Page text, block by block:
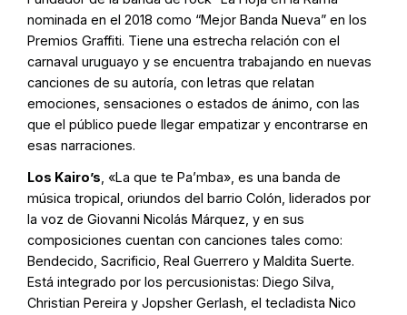
nominada en el 2018 como “Mejor Banda Nueva” en los
Premios Graffiti. Tiene una estrecha relación con el
carnaval uruguayo y se encuentra trabajando en nuevas
canciones de su autoría, con letras que relatan
emociones, sensaciones o estados de ánimo, con las
que el público puede llegar empatizar y encontrarse en
esas narraciones.
Los Kairo’s , «La que te Pa’mba», es una banda de
música tropical, oriundos del barrio Colón, liderados por
la voz de Giovanni Nicolás Márquez, y en sus
composiciones cuentan con canciones tales como:
Bendecido, Sacrificio, Real Guerrero y Maldita Suerte.
Está integrado por los percusionistas: Diego Silva,
Christian Pereira y Jopsher Gerlash, el tecladista Nico